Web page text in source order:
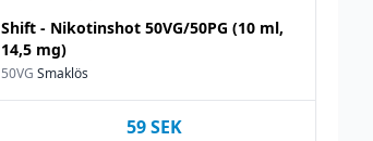
Shift - Nikotinshot 50VG/50PG (10 ml,
14,5 mg)
50VG Smaklös
59 SEK